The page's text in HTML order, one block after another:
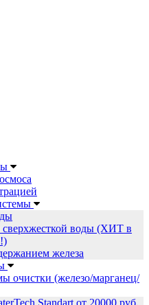
сверхжесткой воды (ХИТ в
железа
очистки (железо/марганец/
Standart от 20000 руб.